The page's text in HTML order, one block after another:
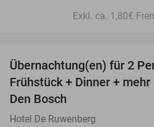
Exkl. ca. 1,80€
Übernachtung(en) für 2
Frühstück + Dinner +
Den Bosch
Hotel De Ruwenberg